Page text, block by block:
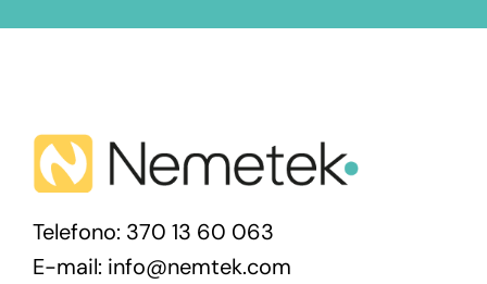
Telefono: 370 13 60 063
E-mail: info@nemtek.com